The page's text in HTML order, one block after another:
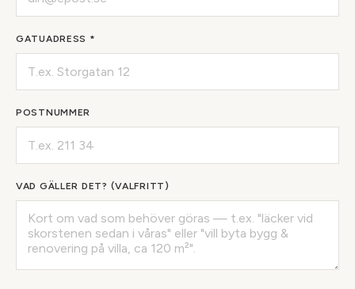
GATUADRESS *
POSTNUMMER
VAD GÄLLER DET? (VALFRITT)